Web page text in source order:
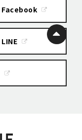
Facebook
LINE